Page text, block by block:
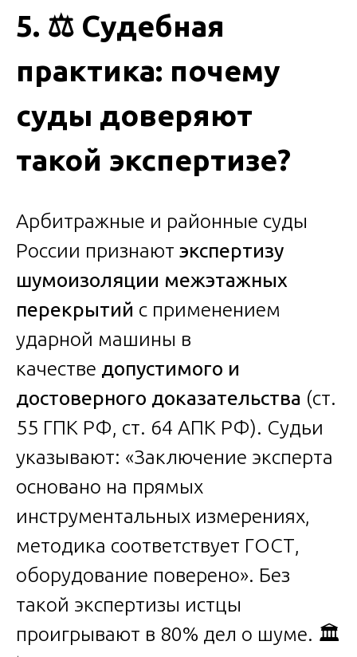
5. ⚖️ Судебная
практика: почему
суды доверяют
такой экспертизе?
Арбитражные и районные суды
России признают экспертизу
шумоизоляции межэтажных
перекрытий с применением
ударной машины в
качестве допустимого и
достоверного доказательства (ст.
55 ГПК РФ, ст. 64 АПК РФ). Судьи
указывают: «Заключение эксперта
основано на прямых
инструментальных измерениях,
методика соответствует ГОСТ,
оборудование поверено». Без
такой экспертизы истцы
проигрывают в 80% дел о шуме. 🏛️